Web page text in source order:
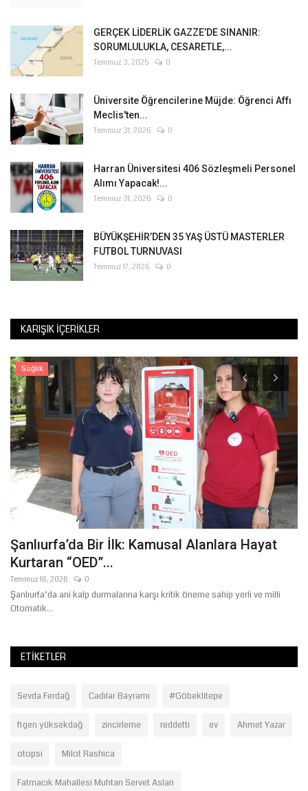
GERÇEK LİDERLİK GAZZE’DE SINANIR:
SORUMLULUKLA, CESARETLE,...
Temmuz 3, 2025 0
Üniversite Öğrencilerine Müjde: Öğrenci Affı
Meclis'ten...
Temmuz 31, 2026 0
Harran Üniversitesi 406 Sözleşmeli Personel
Alımı Yapacak!...
Temmuz 31, 2026 0
BÜYÜKŞEHİR’DEN 35 YAŞ ÜSTÜ MASTERLER
FUTBOL TURNUVASI
Temmuz 17, 2026 0
KARIŞIK İÇERIKLER
Sağlık
Şanlıurfa’da Bir İlk: Kamusal Alanlara Hayat
Kurtaran “OED”...
Temmuz 16, 2026 0
Şanlıurfa’da ani kalp durmalarına karşı kritik öneme sahip yerli ve milli
Otomatik...
ETIKETLER
Sevda Ferdağ Cadılar Bayramı #Göbeklitepe
figen yüksekdağ zincirleme reddetti ev Ahmet Yazar
otopsi Milot Rashica
Fatmacık Mahallesi Muhtarı Servet Aslan